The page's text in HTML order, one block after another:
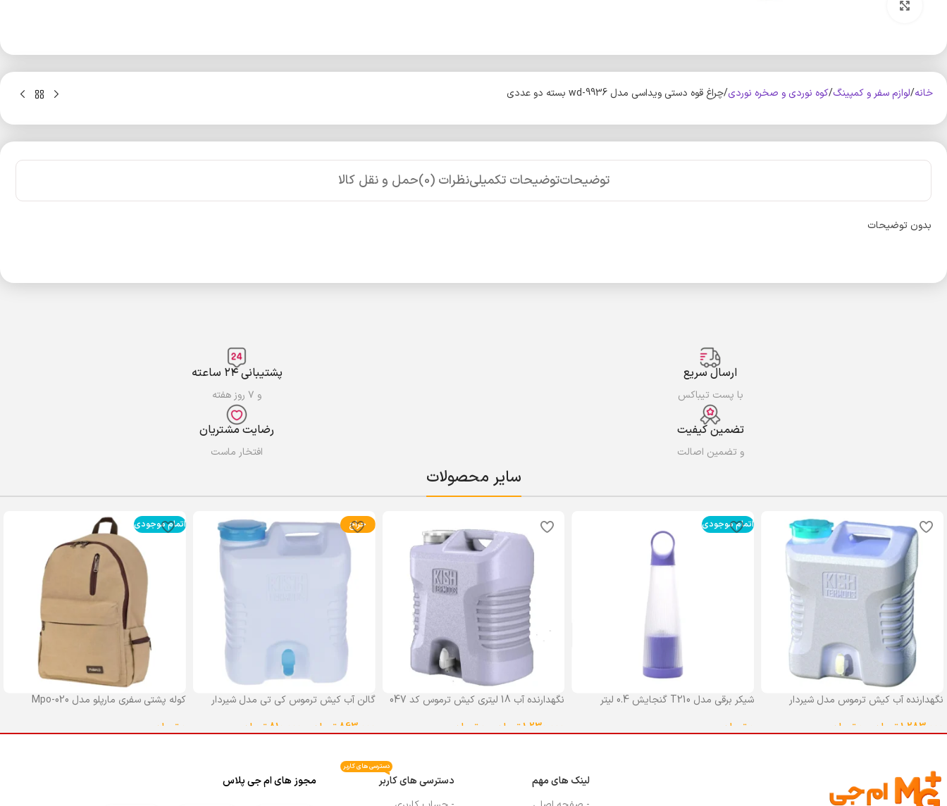
خانه لوازم سفر و کمپینگ کوه‌ نوردی و صخره نوردی چراغ قوه دستی ویداسی مدل wd-9936 بسته دو عددی
توضیحاتتوضیحات تکمیلینظرات (0) حمل و نقل کالا
بدون توضیحات
ارسال سریع
با پست تیباکس
پشتیبانی ۲۴ ساعته
و ۷ روز هفته
تضمین کیفیت
و تضمین اصالت
رضایت مشتریان
افتخار ماست
سایر محصولات
نگهدارنده آب کیش ترموس مدل شیردار
1,283,000تومان تومان
اتمام موجودی
شیکر برقی مدل T210 گنجایش 0.4 لیتر
تومان
نگهدارنده آب 18 لیتری کیش ترموس کد 047
1,230,000تومان تومان
حراج
گالن آب کیش ترموس کی تی مدل شیردار
863,000 تومان 810,000 تومان
اتمام موجودی
کوله پشتی سفری مارپلو مدل Mpo-020
تومان
لینک های مهم
دسترسی های کاربر
دسترسی های کاربر
مجوز های ام جی پلاس